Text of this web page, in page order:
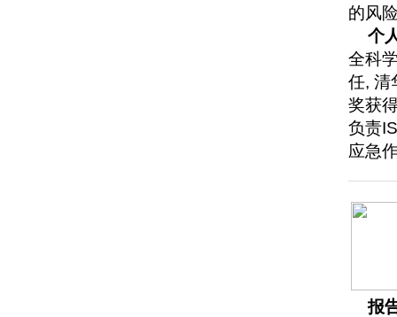
的风
个
全科
任, 清
奖获
负责
应急
报